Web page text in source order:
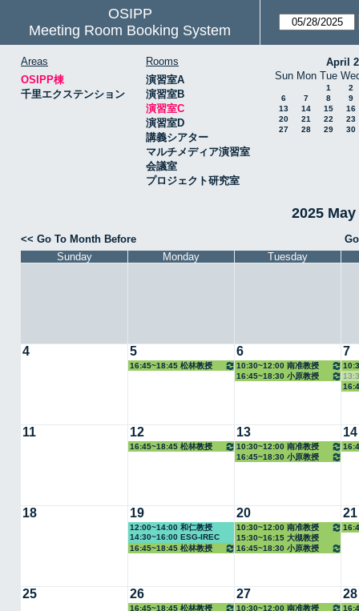
OSIPP
Meeting Room Booking System
Areas
OSIPP棟
千里エクステンション
Rooms
演習室A
演習室B
演習室C
演習室D
講義シアター
マルチメディア演習室
会議室
プロジェクト研究室
April
Sun Mon Tue
1
2
6
7 8
9
13
14 15
16
20
21 22
23
27
28 29 30
2025
<< Go To Month Before
Sunday
Monday Tuesday
4 5
16:45~18:45 松林教授
6
10:30~12:00 南准教授
16:45~18:30 小原教授
7
11 12
16:45~18:45 松林教授
13
10:30~12:00 南准教授
16:45~18:30 小原教授
14
18 19
12:00~14:00 和仁教授
14:30~16:00 ESG-IREC
16:45~18:45 松林教授
20
10:30~12:00 南准教授
15:30~16:15 大槻教授
16:45~18:30 小原教授
21
25 26
16:45~18:45 松林教授
27
10:30~12:00 南准教授
28